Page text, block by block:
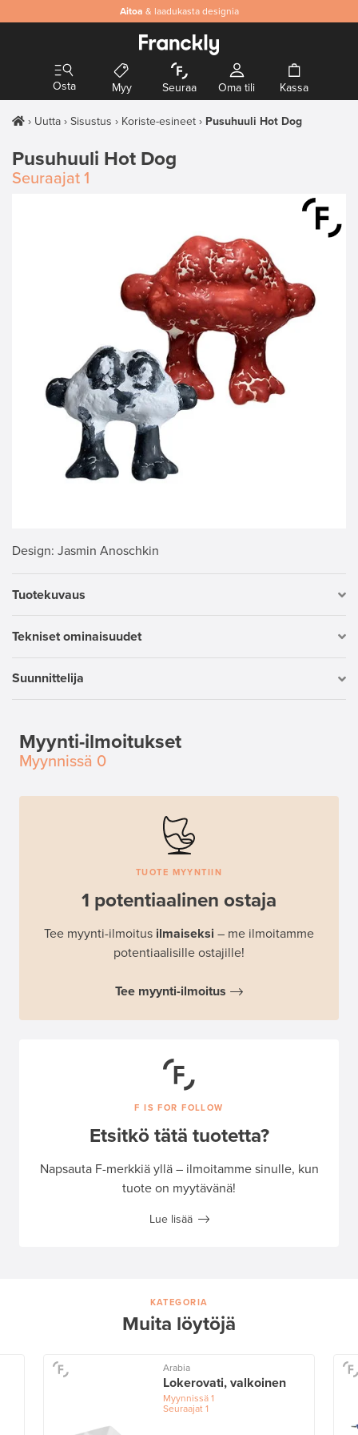
Aitoa & laadukasta designia
Osta Myy Seuraa Oma tili Kassa
Uutta Sisustus Koriste-esineet Pusuhuuli Hot Dog
Pusuhuuli Hot Dog
Seuraajat 1
Design: Jasmin Anoschkin
Tuotekuvaus
Tekniset ominaisuudet
Suunnittelija
Myynti-ilmoitukset
Myynnissä 0
TUOTE MYYNTIIN
1 potentiaalinen ostaja
Tee myynti-ilmoitus ilmaiseksi – me ilmoitamme
potentiaalisille ostajille!
Tee myynti-ilmoitus
F IS FOR FOLLOW
Etsitkö tätä tuotetta?
Napsauta F-merkkiä yllä – ilmoitamme sinulle, kun
tuote on myytävänä!
Lue lisää
KATEGORIA
Muita löytöjä
Arabia
Lokerovati, valkoinen
Myynnissä1
Seuraajat1